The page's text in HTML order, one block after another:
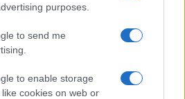
purposes.
to send me
to enable storage
cookies on web or